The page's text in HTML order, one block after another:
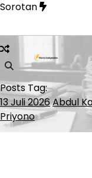
Skip
content
Sorotan
Soal Pelayaran
Posts Tag:
13 Juli 2026Abdul
Priyono